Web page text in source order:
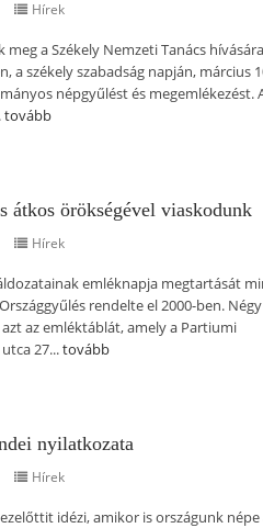
Hírek
a Székely Nemzeti Tanács
a székely szabadság napján, március
népgyűlést és megemlékezést.
tovább
átkos örökségével viaskodunk
Hírek
emléknapja megtartását
rendelte el 2000-ben.
az emléktáblát, amely a Partiumi
27...tovább
nyilatkozata
Hírek
idézi, amikor is országunk népe